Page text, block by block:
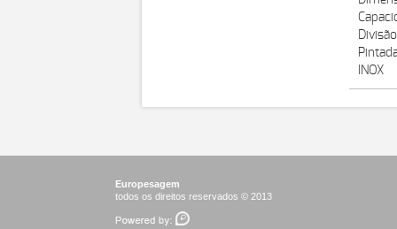
INOX
Europesagem
todos os direitos reservados © 2013